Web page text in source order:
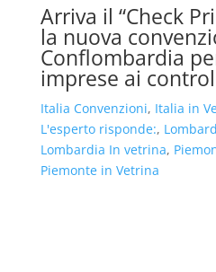
Arriva il “Check
la nuova
Conflombardia
imprese ai
Italia Convenzioni, Italia in
L'esperto risponde:,
Lombardia In vetrina,
Piemonte in Vetrina